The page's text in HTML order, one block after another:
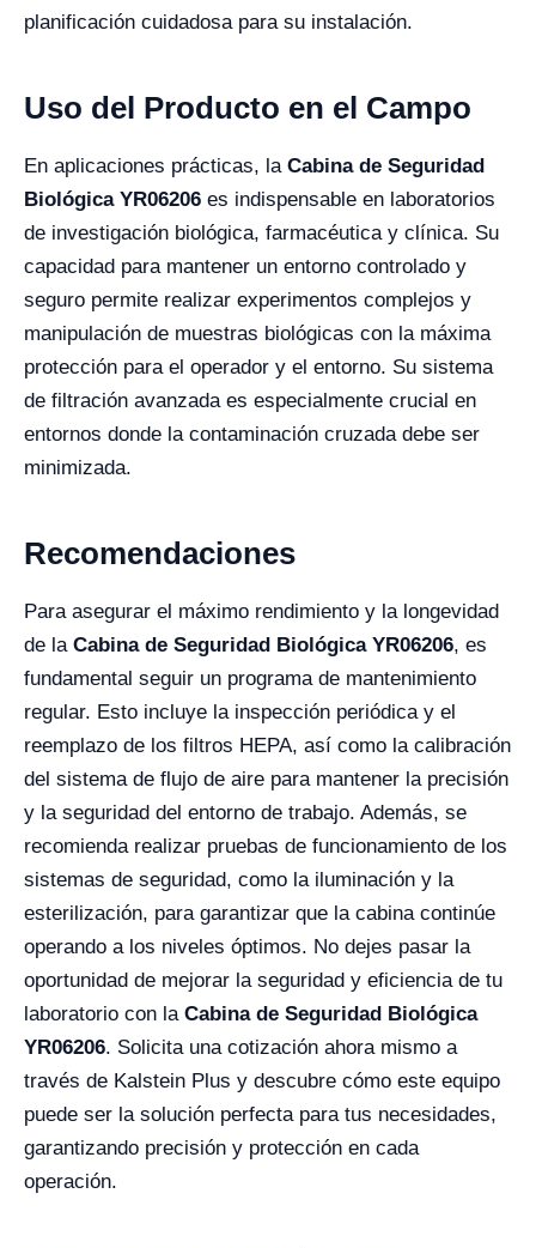
planificación cuidadosa para su instalación.
Uso del Producto en el Campo
En aplicaciones prácticas, la Cabina de Seguridad
Biológica YR06206 es indispensable en laboratorios
de investigación biológica, farmacéutica y clínica. Su
capacidad para mantener un entorno controlado y
seguro permite realizar experimentos complejos y
manipulación de muestras biológicas con la máxima
protección para el operador y el entorno. Su sistema
de filtración avanzada es especialmente crucial en
entornos donde la contaminación cruzada debe ser
minimizada.
Recomendaciones
Para asegurar el máximo rendimiento y la longevidad
de la Cabina de Seguridad Biológica YR06206, es
fundamental seguir un programa de mantenimiento
regular. Esto incluye la inspección periódica y el
reemplazo de los filtros HEPA, así como la calibración
del sistema de flujo de aire para mantener la precisión
y la seguridad del entorno de trabajo. Además, se
recomienda realizar pruebas de funcionamiento de los
sistemas de seguridad, como la iluminación y la
esterilización, para garantizar que la cabina continúe
operando a los niveles óptimos. No dejes pasar la
oportunidad de mejorar la seguridad y eficiencia de tu
laboratorio con la Cabina de Seguridad Biológica
YR06206. Solicita una cotización ahora mismo a
través de Kalstein Plus y descubre cómo este equipo
puede ser la solución perfecta para tus necesidades,
garantizando precisión y protección en cada
operación.